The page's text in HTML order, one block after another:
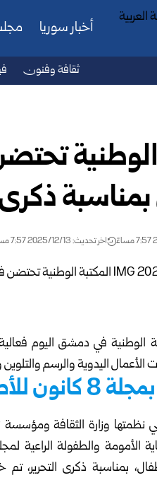
أخبار سوريا
ثقافة وفنون
ذكرى
اخر تحديث: 2025/12/13 7:57 مساءً
الوطنية في دمشق اليوم
الأعمال اليدوية والرسم
للأطفال
نظمتها وزارة الثقافة ومؤسسة
بمناسبة ذكرى التحرير، تم